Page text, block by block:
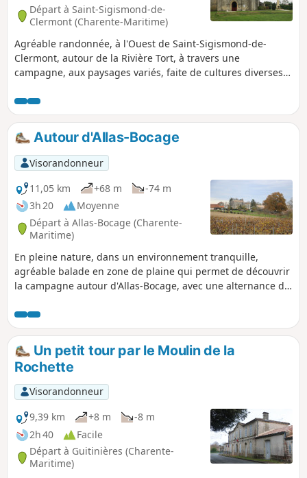
Départ à Saint-Sigismond-de-
Clermont (Charente-Maritime)
Agréable randonnée, à l'Ouest de Saint-Sigismond-de-
Clermont, autour de la Rivière Tort, à travers une
campagne, aux paysages variés, faite de cultures diverses,
à côté du Château de la Tenaille et sa chapelle qui est le
seul reste de l'Abbaye de Tenaille.
Autour d'Allas-Bocage
Visorandonneur
11,05 km
+68 m
-74 m
3h 20
Moyenne
Départ à Allas-Bocage (Charente-
Maritime)
En pleine nature, dans un environnement tranquille,
agréable balade en zone de plaine qui permet de découvrir
la campagne autour d'Allas-Bocage, avec une alternance de
Un petit tour par le Moulin de la
Rochette
Visorandonneur
9,39 km
+8 m
-8 m
2h 40
Facile
Départ à Guitinières (Charente-
Maritime)